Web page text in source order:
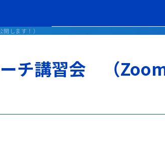
します！）
チ講習会 （